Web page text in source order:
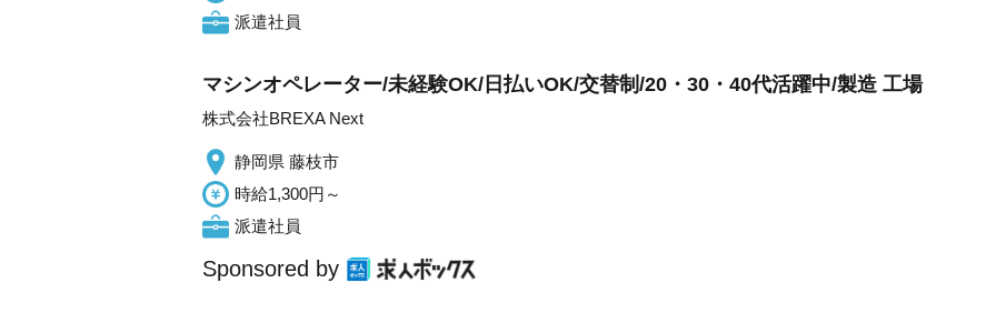
派遣社員
マシンオペレーター/未経験OK/日払いOK/交替制/20・30・40代活躍中/製造 工場
株式会社BREXA Next
静岡県 藤枝市
時給1,300円～
派遣社員
Sponsored by